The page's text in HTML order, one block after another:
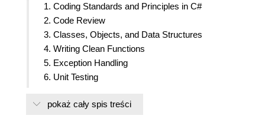
1. Coding Standards and Principles in C#
2. Code Review
3. Classes, Objects, and Data Structures
4. Writing Clean Functions
5. Exception Handling
6. Unit Testing
8. Threading and Concurrency
pokaż cały spis treści